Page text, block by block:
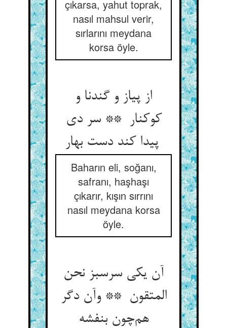
çıkarsa, yahut toprak,
nasıl mahsul verir,
sırlarını meydana
korsa öyle.
از پیاز و گندنا و
کوکنار ** سر دی
پیدا کند دست بهار
Baharın eli, soğanı,
safranı, haşhaşı
çıkarır, kışın sırrını
nasıl meydana korsa
öyle.
آن یکی سرسبز نحن
المتقون ** وآن دگر
هم‌چون بنفشه